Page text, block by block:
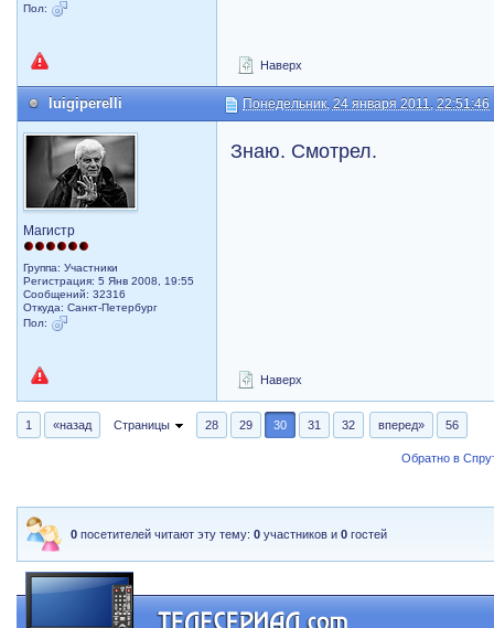
Пол:
Наверх
luigiperelli Понедельник, 24 января 2011, 22:51:46
Магистр
Группа: Участники
Регистрация: 5 Янв 2008, 19:55
Сообщений: 32316
Откуда: Санкт-Петербург
Пол:
Знаю. Смотрел.
Наверх
1 «назад Страницы 28 29 30 31 32 вперед» 56
Обратно в
0 посетителей читают эту тему:0 участников и0 гостей